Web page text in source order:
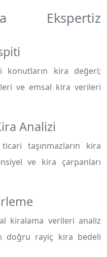
Ekspertiz
konutların kira değeri;
ve emsal kira verileri
Analizi
taşınmazların kira
ve kira çarpanları
kiralama verileri analiz
doğru rayiç kira bedeli